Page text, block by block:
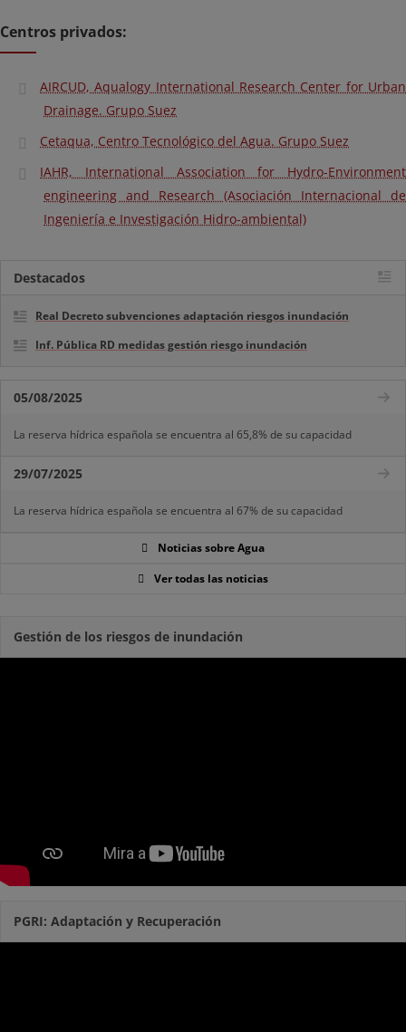
Centros privados:
AIRCUD, Aqualogy International Research Center for Urban
Drainage. Grupo Suez
Cetaqua, Centro Tecnológico del Agua. Grupo Suez
IAHR, International Association for Hydro-Environment
engineering and Research (Asociación Internacional de
Ingeniería e Investigación Hidro-ambiental)
Destacados
Real Decreto subvenciones adaptación riesgos inundación
Inf. Pública RD medidas gestión riesgo inundación
05/08/2025
La reserva hídrica española se encuentra al 65,8% de su capacidad
29/07/2025
La reserva hídrica española se encuentra al 67% de su capacidad
Noticias sobre Agua
Ver todas las noticias
Gestión de los riesgos de inundación
PGRI: Adaptación y Recuperación